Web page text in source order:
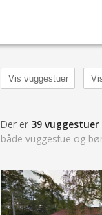
Vis vuggestuer
Der er 39 vuggestuer
både vuggestue og